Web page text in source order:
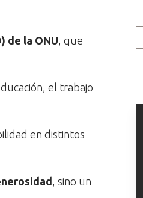
de la ONU, que
el trabajo
en distintos
, sino un